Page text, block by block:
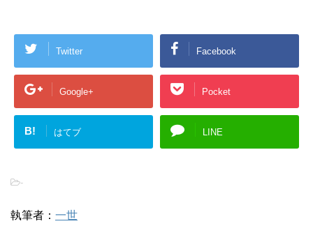
Twitter Facebook
Google+ Pocket
B! はてブ LINE
-
執筆者： 一世